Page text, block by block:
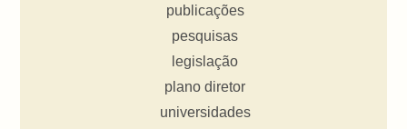
publicações
pesquisas
legislação
plano diretor
universidades